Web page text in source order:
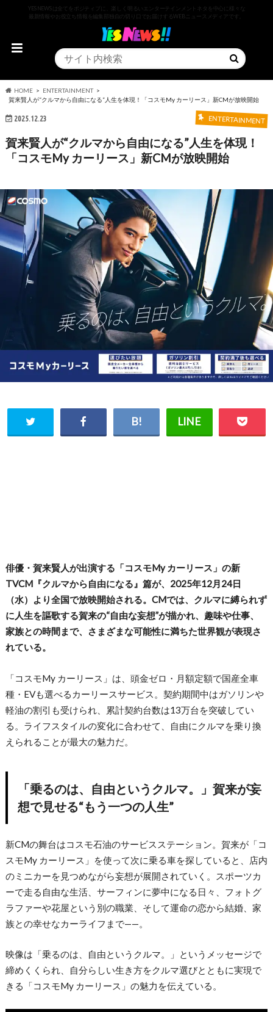
YESNEWSは全てをポジティブに、楽しく明るいエンターテインメントネタを中心に様々な
最新情報やお役立ち情報を編集部独自の切り口でお届けするWEBニュースメディアです。
HOME
ENTERTAINMENT
賀来賢人が“クルマから自由になる”人生を体現！「コスモMy カーリース」新CMが放映開始
2025.12.23 ENTERTAINMENT
賀来賢人が“クルマから自由になる”人生を体現！
「コスモMy カーリース」新CMが放映開始
俳優・賀来賢人が出演する「コスモMy カーリース」の新
TVCM『クルマから自由になる』篇が、2025年12月24日
（水）より全国で放映開始される。CMでは、クルマに縛られず
に人生を謳歌する賀来の“自由な妄想”が描かれ、趣味や仕事、
家族との時間まで、さまざまな可能性に満ちた世界観が表現さ
れている。
「コスモMy カーリース」は、頭金ゼロ・月額定額で国産全車
種・EVも選べるカーリースサービス。契約期間中はガソリンや
軽油の割引も受けられ、累計契約台数は13万台を突破してい
る。ライフスタイルの変化に合わせて、自由にクルマを乗り換
えられることが最大の魅力だ。
「乗るのは、自由というクルマ。」賀来が妄
想で見せる“もう一つの人生”
新CMの舞台はコスモ石油のサービスステーション。賀来が「コ
スモMy カーリース」を使って次に乗る車を探していると、店内
のミニカーを見つめながら妄想が展開されていく。スポーツカ
ーで走る自由な生活、サーフィンに夢中になる日々、フォトグ
ラファーや花屋という別の職業、そして運命の恋から結婚、家
族との幸せなカーライフまで——。
映像は「乗るのは、自由というクルマ。」というメッセージで
締めくくられ、自分らしい生き方をクルマ選びとともに実現で
きる「コスモMy カーリース」の魅力を伝えている。